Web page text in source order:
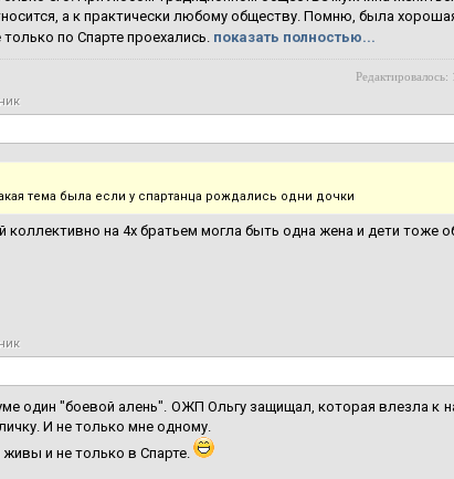
а к практически любому обществу. Помню, была
по Спарте проехались. показать полностью...
тема была если у спартанца рождались одни дочки
коллективно на 4х братьем могла быть одна жена и дети тоже
один "боевой алень". ОЖП Ольгу защищал, которая влезла к
И не только мне одному.
и не только в Спарте.